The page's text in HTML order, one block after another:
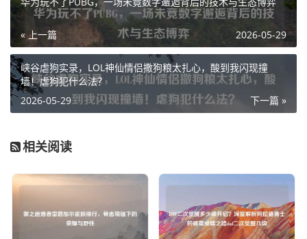
« 上一篇 2026-05-29
峡谷虐狗实录，LOL神仙情侣撒狗粮太扎心，酸到我闪现撞
墙！虐狗犯什么法？
下一篇 »
2026-05-29
相关阅读